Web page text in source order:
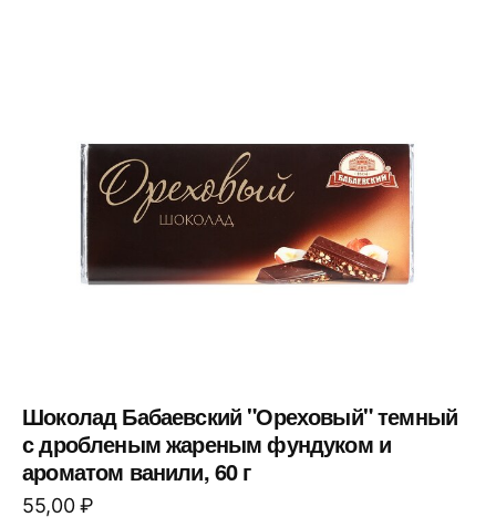
Шоколад Бабаевский "Ореховый" темный
с дробленым жареным фундуком и
ароматом ванили, 60 г
55,00₽